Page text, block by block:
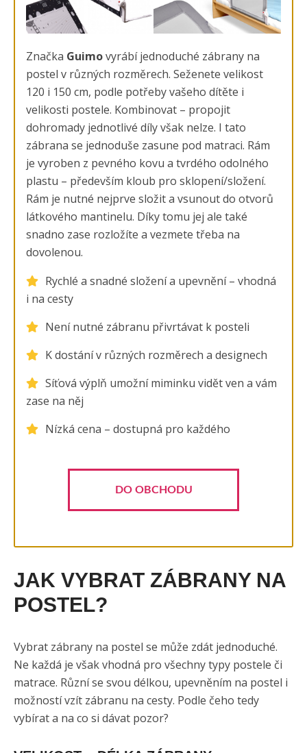
Značka Guimovyrábí jednoduché zábrany na
postel v různých rozměrech. Seženete velikost
120 i 150 cm, podle potřeby vašeho dítěte i
velikosti postele. Kombinovat – propojit
dohromady jednotlivé díly však nelze. I tato
zábrana se jednoduše zasune pod matraci. Rám
je vyroben z pevného kovu a tvrdého odolného
plastu – především kloub pro sklopení/složení.
Rám je nutné nejprve složit a vsunout do otvorů
látkového mantinelu. Díky tomu jej ale také
snadno zase rozložíte a vezmete třeba na
dovolenou.
Rychlé a snadné složení a upevnění – vhodná
i na cesty
Není nutné zábranu přivrtávat k posteli
K dostání v různých rozměrech a designech
Síťová výplň umožní miminku vidět ven a vám
zase na něj
Nízká cena – dostupná pro každého
DO OBCHODU
JAK VYBRAT ZÁBRANY NA
POSTEL?
Vybrat zábrany na postel se může zdát jednoduché.
Ne každá je však vhodná pro všechny typy postele či
matrace. Různí se svou délkou, upevněním na postel i
možností vzít zábranu na cesty. Podle čeho tedy
vybírat a na co si dávat pozor?